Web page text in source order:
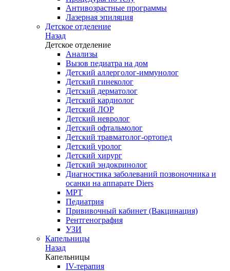
Антивозрастные программы
Лазерная эпиляция
Детское отделение
Назад
Детское отделение
Анализы
Вызов педиатра на дом
Детский аллерголог-иммунолог
Детский гинеколог
Детский дерматолог
Детский кардиолог
Детский ЛОР
Детский невролог
Детский офтальмолог
Детский травматолог-ортопед
Детский уролог
Детский хирург
Детский эндокринолог
Диагностика заболеваний позвоночника и
осанки на аппарате Diers
МРТ
Педиатрия
Прививочный кабинет (Вакцинация)
Рентгенография
УЗИ
Капельницы
Назад
Капельницы
IV-терапия